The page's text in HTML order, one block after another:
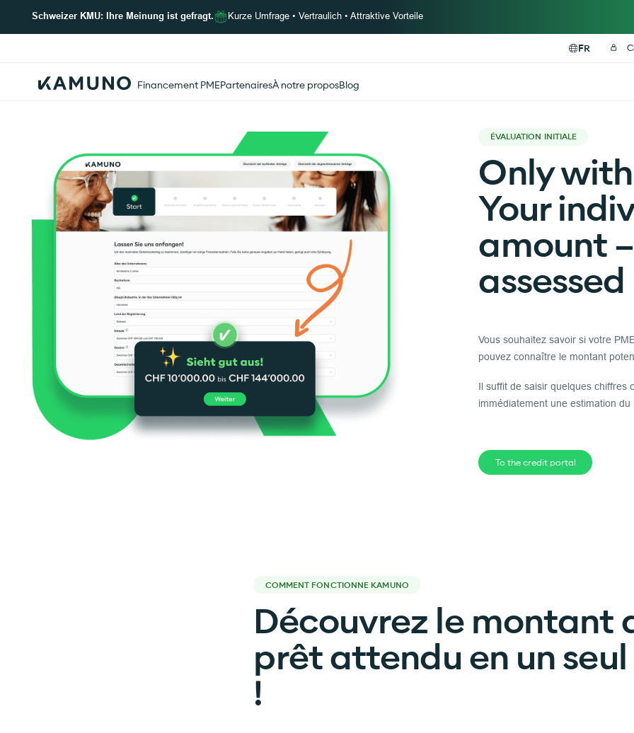
Schweizer KMU: Ihre Meinung ist gefragt. Kurze Umfrage • Vertraulich • Attraktive Vorteile
FR
Financement PMEPartenairesÀ notre proposBlog
ÉVALUATION INITIALE
Only
Your
amount
assessed
Vous souhaitez savoir si votre
pouvez connaître le montant
Il suffit de saisir quelques chiffres
immédiatement une estimation
To the credit portal
COMMENT FONCTIONNE KAMUNO
Découvrez le montant
prêt attendu en un
!